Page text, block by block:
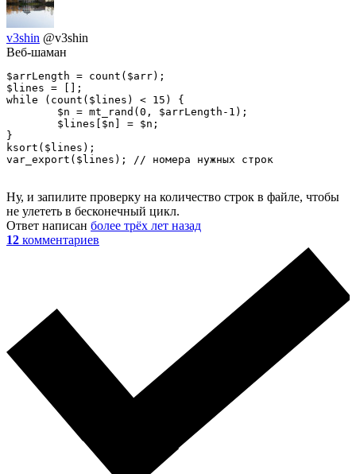
v3shin @v3shin
Веб-шаман
$arrLength = count($arr);
$lines = [];
while (count($lines) < 15) {
}
ksort($lines);
var_export($lines); // номера нужных строк
Ну, и запилите проверку на количество строк в файле, чтобы
не улететь в бесконечный цикл.
Ответ написан более трёх лет назад
12 комментариев